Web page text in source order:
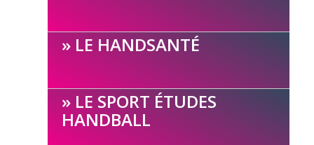
LE HANDSANTÉ
LE SPORT ÉTUDES
HANDBALL